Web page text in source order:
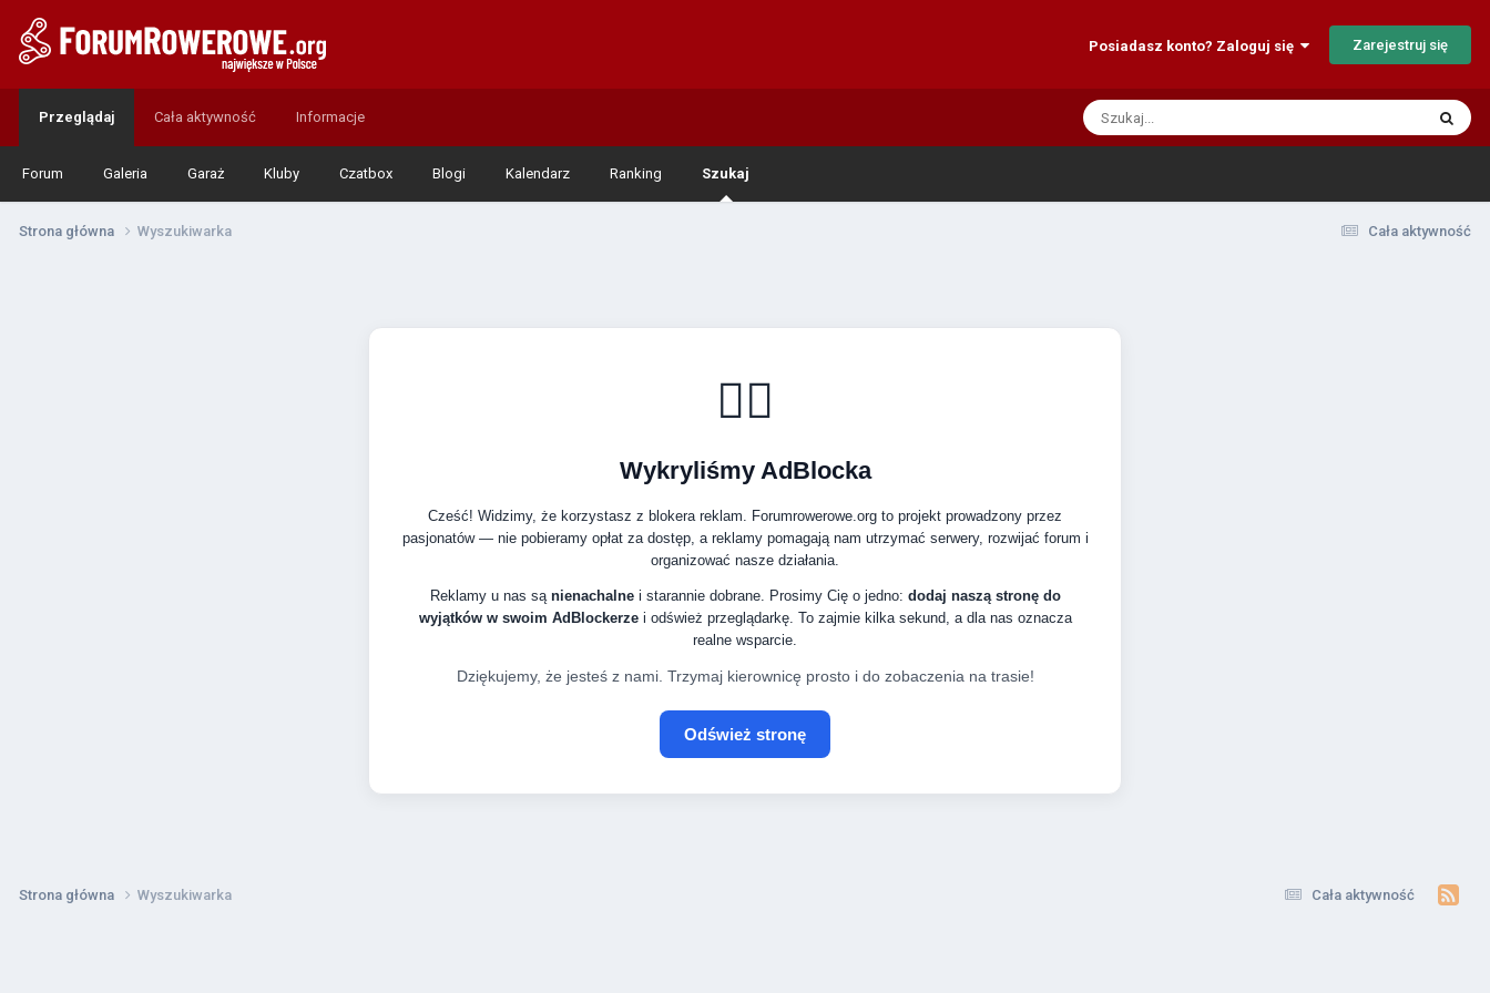
Posiadasz konto? Zaloguj się Zarejestruj się
Przeglądaj
Forum Galeria Garaż Kluby Czatbox Blogi Kalendarz Ranking Szukaj
Cała aktywność Informacje
Cała aktywność
Strona główna Wyszukiwarka
🚴‍♂️
Wykryliśmy AdBlocka
Cześć! Widzimy, że korzystasz z blokera reklam. Forumrowerowe.org to projekt prowadzony przez
pasjonatów — nie pobieramy opłat za dostęp, a reklamy pomagają nam utrzymać serwery, rozwijać forum i
organizować nasze działania.
Reklamy u nas są nienachalnei starannie dobrane. Prosimy Cię o jedno: dodaj naszą stronę do
wyjątków w swoim AdBlockerzei odśwież przeglądarkę. To zajmie kilka sekund, a dla nas oznacza
realne wsparcie.
Dziękujemy, że jesteś z nami. Trzymaj kierownicę prosto i do zobaczenia na trasie!
Odśwież stronę
Cała aktywność
Strona główna Wyszukiwarka